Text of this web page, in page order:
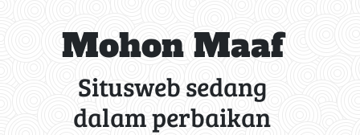
Mohon Maaf
Situsweb sedang
dalam perbaikan